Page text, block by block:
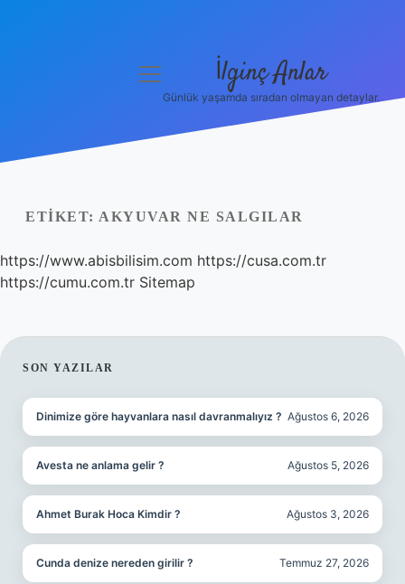
Yasal Uyarı
Hakkımızda
menüyü
İlginç Anlar
Günlük yaşamda sıradan olmayan detaylar.
ETIKET: AKYUVAR NE SALGILAR
https://www.abisbilisim.com https://cusa.com.tr
https://cumu.com.tr Sitemap
SIDEBAR
SON YAZILAR
Dinimize göre hayvanlara nasıl davranmalıyız ? Ağustos 6, 2026
Avesta ne anlama gelir ? Ağustos 5, 2026
Ahmet Burak Hoca Kimdir ? Ağustos 3, 2026
Cunda denize nereden girilir ? Temmuz 27, 2026